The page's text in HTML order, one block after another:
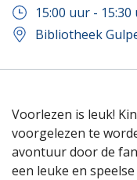
15:00 uur - 15:30
Bibliotheek
Voorlezen is leuk!
voorgelezen te
avontuur door de
een leuke en